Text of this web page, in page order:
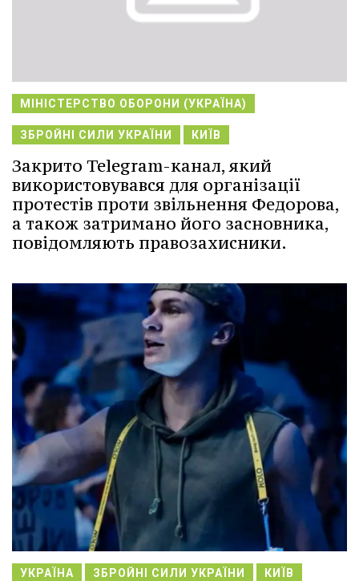
МІНІСТЕРСТВО ОБОРОНИ (УКРАЇНА)
ЗБРОЙНІ СИЛИ УКРАЇНИ КИЇВ
Закрито Telegram-канал, який
використовувався для організації
протестів проти звільнення Федорова,
а також затримано його засновника,
повідомляють правозахисники.
УКРАЇНА ЗБРОЙНІ СИЛИ УКРАЇНИ КИЇВ